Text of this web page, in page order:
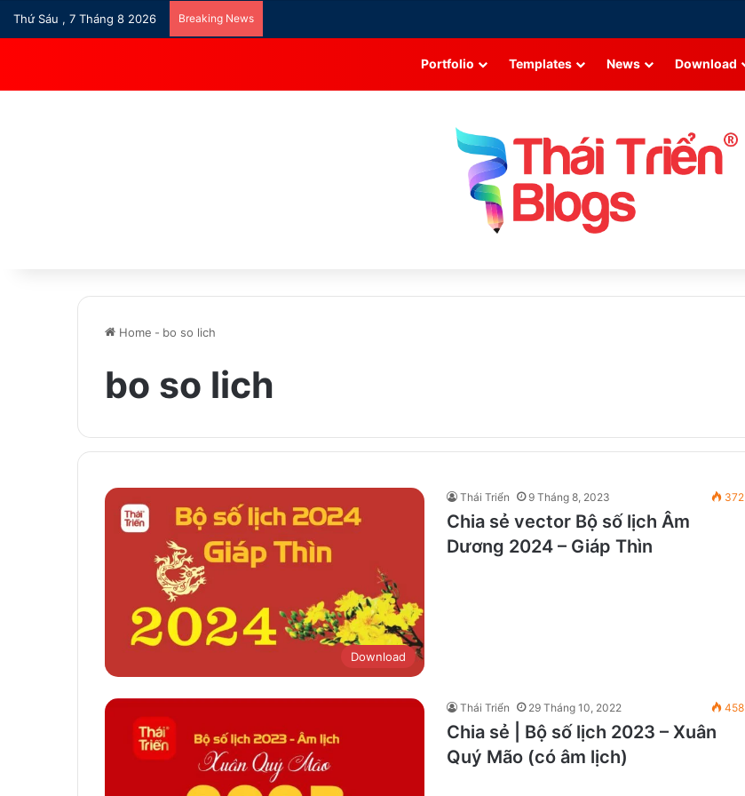
Thứ Sáu , 7 Tháng 8 2026 Breaking News
Portfolio Templates News Download
Home - bo so lich
bo so lich
Download
Thái Triển 9 Tháng 8, 2023 372
Chia sẻ vector Bộ số lịch Âm
Dương 2024 – Giáp Thìn
Thái Triển 29 Tháng 10, 2022 458
Chia sẻ | Bộ số lịch 2023 – Xuân
Quý Mão (có âm lịch)